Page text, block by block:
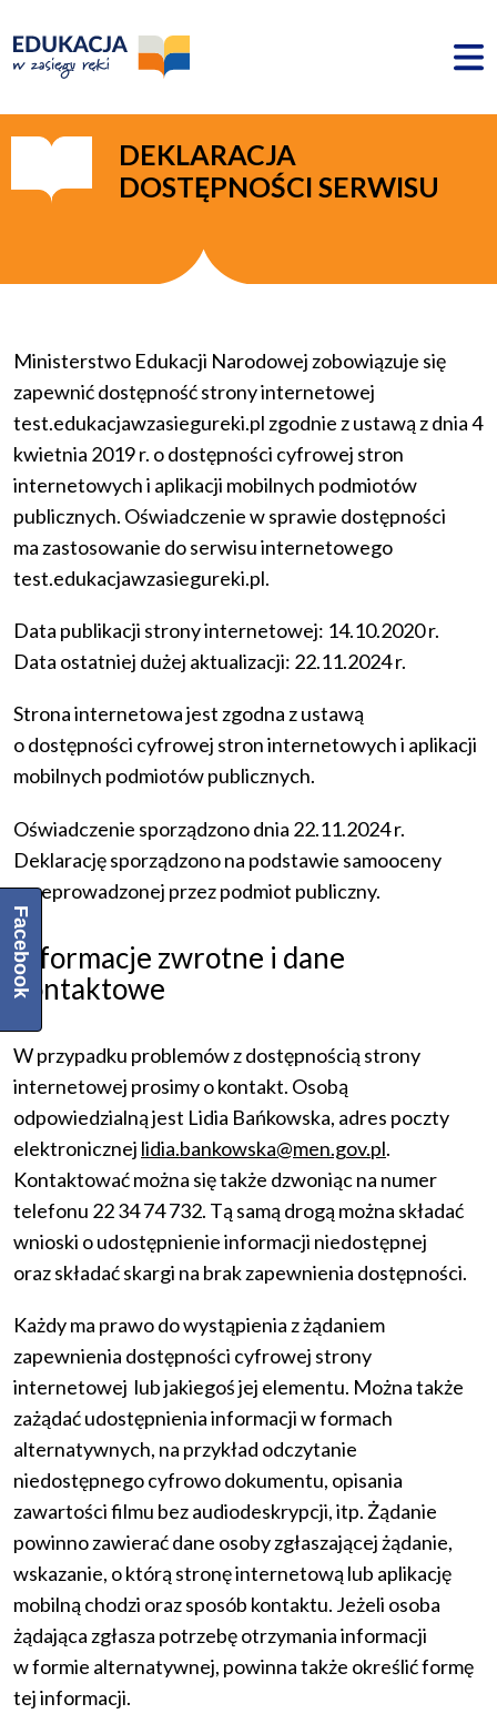
DEKLARACJA
DOSTĘPNOŚCI SERWISU
Ministerstwo Edukacji Narodowej zobowiązuje się
zapewnić dostępność strony internetowej
test.edukacjawzasiegureki.pl zgodnie z ustawą z dnia 4
kwietnia 2019 r. o dostępności cyfrowej stron
internetowych i aplikacji mobilnych podmiotów
publicznych. Oświadczenie w sprawie dostępności
ma zastosowanie do serwisu internetowego
test.edukacjawzasiegureki.pl.
Data publikacji strony internetowej: 14.10.2020 r.
Data ostatniej dużej aktualizacji: 22.11.2024 r.
Strona internetowa jest zgodna z ustawą
o dostępności cyfrowej stron internetowych i aplikacji
mobilnych podmiotów publicznych.
Oświadczenie sporządzono dnia 22.11.2024 r.
Deklarację sporządzono na podstawie samooceny
przeprowadzonej przez podmiot publiczny.
Informacje zwrotne i dane
kontaktowe
W przypadku problemów z dostępnością strony
internetowej prosimy o kontakt. Osobą
odpowiedzialną jest Lidia Bańkowska, adres poczty
elektronicznej lidia.bankowska@men.gov.pl.
Kontaktować można się także dzwoniąc na numer
telefonu 22 34 74 732. Tą samą drogą można składać
wnioski o udostępnienie informacji niedostępnej
oraz składać skargi na brak zapewnienia dostępności.
Każdy ma prawo do wystąpienia z żądaniem
zapewnienia dostępności cyfrowej strony
internetowej lub jakiegoś jej elementu. Można także
zażądać udostępnienia informacji w formach
alternatywnych, na przykład odczytanie
niedostępnego cyfrowo dokumentu, opisania
zawartości filmu bez audiodeskrypcji, itp. Żądanie
powinno zawierać dane osoby zgłaszającej żądanie,
wskazanie, o którą stronę internetową lub aplikację
mobilną chodzi oraz sposób kontaktu. Jeżeli osoba
żądająca zgłasza potrzebę otrzymania informacji
w formie alternatywnej, powinna także określić formę
tej informacji.
Facebook